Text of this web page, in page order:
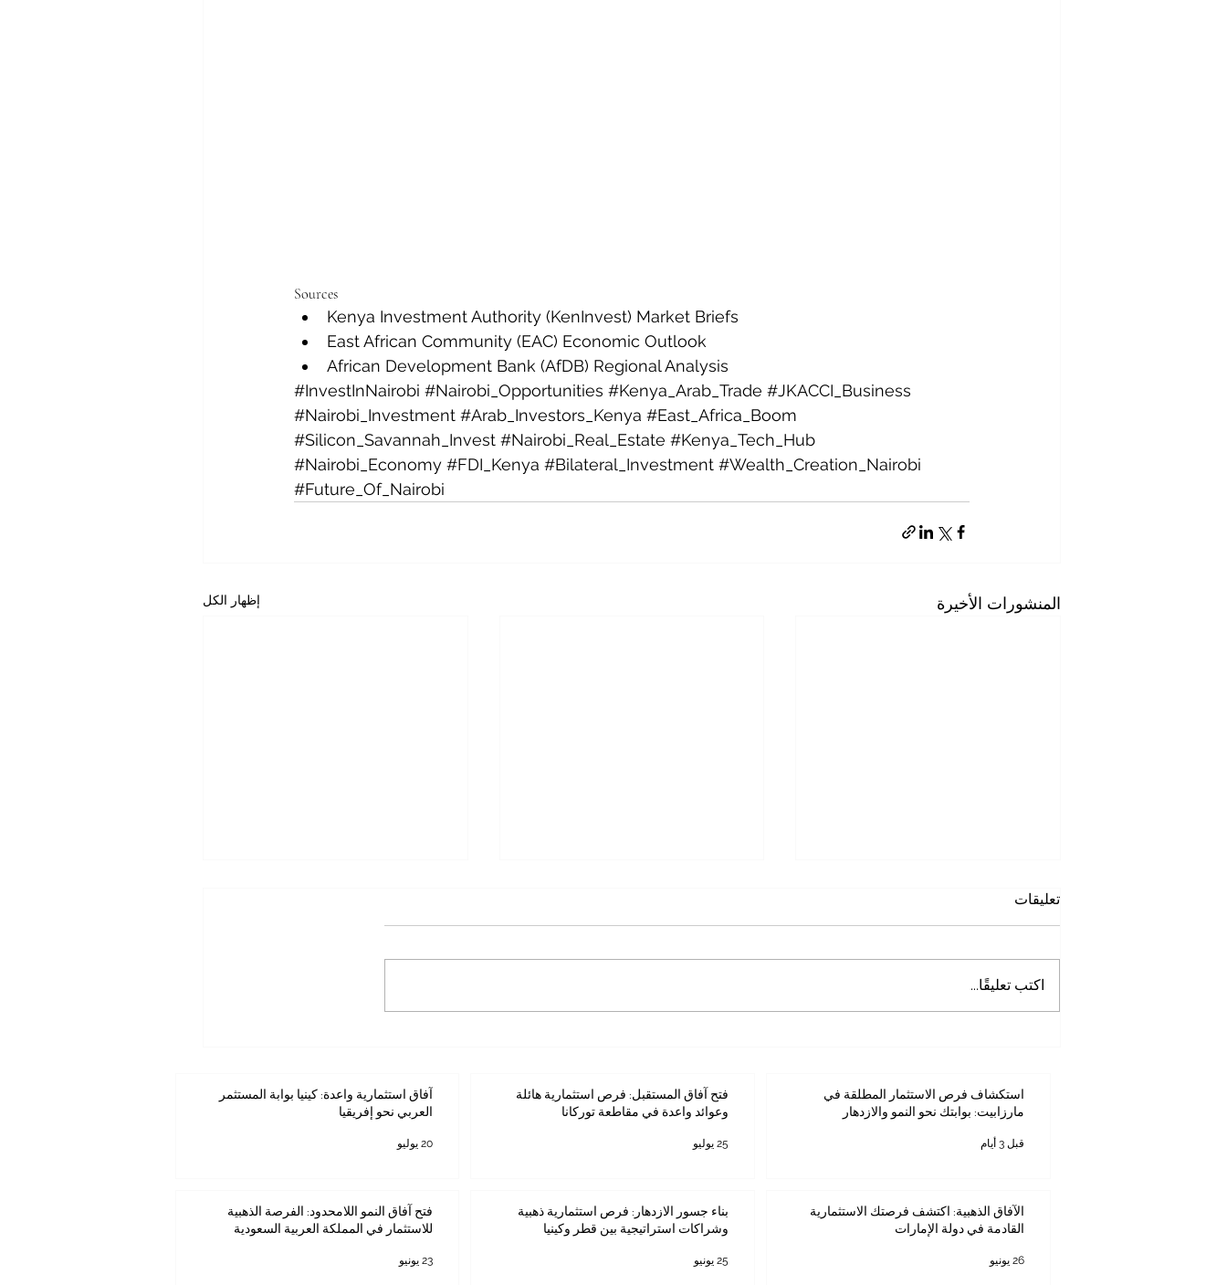
Sources
Kenya Investment Authority (KenInvest) Market Briefs
East African Community (EAC) Economic Outlook
African Development Bank (AfDB) Regional Analysis
#InvestInNairobi #Nairobi_Opportunities #Kenya_Arab_Trade #JKACCI_Business
#Nairobi_Investment #Arab_Investors_Kenya #East_Africa_Boom
#Silicon_Savannah_Invest #Nairobi_Real_Estate #Kenya_Tech_Hub
#Nairobi_Economy #FDI_Kenya #Bilateral_Investment #Wealth_Creation_Nairobi
#Future_Of_Nairobi
المنشورات الأخيرة إظهار الكل
تعليقات
اكتب تعليقًا...
استكشاف فرص الاستثمار المطلقة في
مارزابيت: بوابتك نحو النمو والازدهار
قبل 3 أيام
فتح آفاق المستقبل: فرص استثمارية هائلة
وعوائد واعدة في مقاطعة توركانا
25 يوليو
آفاق استثمارية واعدة: كينيا بوابة المستثمر
العربي نحو إفريقيا
20 يوليو
الآفاق الذهبية: اكتشف فرصتك الاستثمارية
القادمة في دولة الإمارات
26 يونيو
بناء جسور الازدهار: فرص استثمارية ذهبية
وشراكات استراتيجية بين قطر وكينيا
25 يونيو
فتح آفاق النمو اللامحدود: الفرصة الذهبية
للاستثمار في المملكة العربية السعودية
23 يونيو